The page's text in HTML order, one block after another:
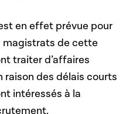
en effet prévue pour
de cette
traiter d’affaires
raison des délais courts
intéressés à la